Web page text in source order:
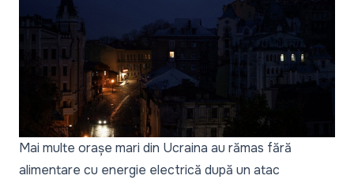
Mai multe orașe mari din Ucraina au rămas fără
alimentare cu energie electrică după un atac